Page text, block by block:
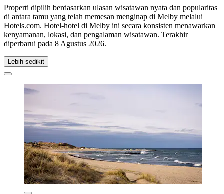
Properti dipilih berdasarkan ulasan wisatawan nyata dan popularitas
di antara tamu yang telah memesan menginap di Melby melalui
Hotels.com. Hotel-hotel di Melby ini secara konsisten menawarkan
kenyamanan, lokasi, dan pengalaman wisatawan. Terakhir
diperbarui pada 8 Agustus 2026.
Lebih sedikit